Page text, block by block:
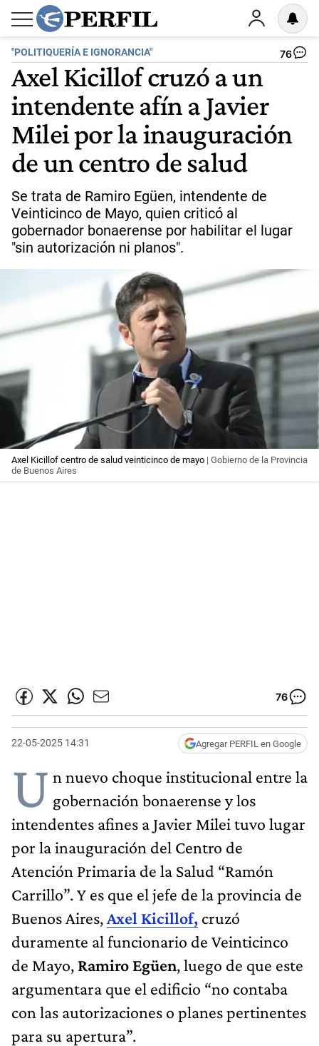
"POLITIQUERÍA E IGNORANCIA" 76
Axel Kicillof cruzó a un
intendente afín a Javier
Milei por la inauguración
de un centro de salud
Se trata de Ramiro Egüen, intendente de
Veinticinco de Mayo, quien criticó al
gobernador bonaerense por habilitar el lugar
"sin autorización ni planos".
Axel Kicillof centro de salud veinticinco de mayo | Gobierno de la Provincia
de Buenos Aires
76
22-05-2025 14:31 Agregar PERFIL en Google
U n nuevo choque institucional entre la
gobernación bonaerense y los
intendentes afines a Javier Milei tuvo lugar
por la inauguración del Centro de
Atención Primaria de la Salud “Ramón
Carrillo”. Y es que el jefe de la provincia de
Buenos Aires,Axel Kicillof, cruzó
duramente al funcionario de Veinticinco
de Mayo, Ramiro Egüen, luego de que este
argumentara que el edificio “no contaba
con las autorizaciones o planes pertinentes
para su apertura”.